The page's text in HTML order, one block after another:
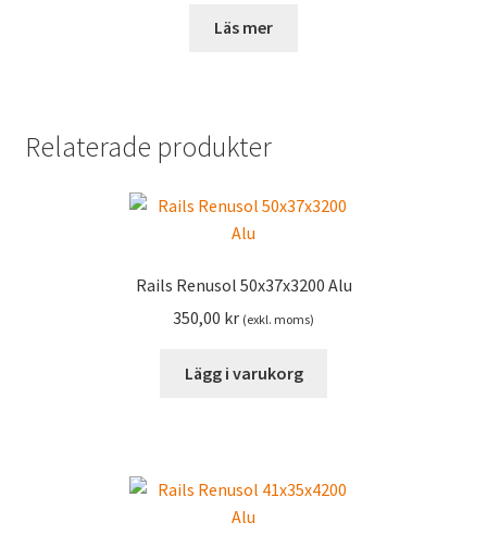
Läs mer
Relaterade produkter
Rails Renusol 50x37x3200 Alu
350,00 kr (exkl. moms)
Lägg i varukorg